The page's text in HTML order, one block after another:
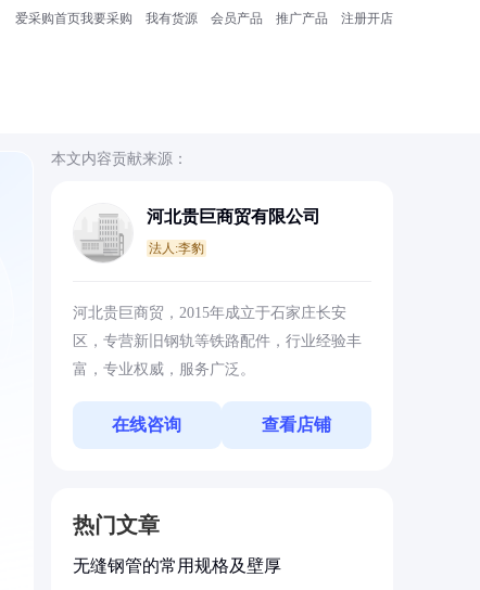
爱采购首页我要采购 我有货源 会员产品 推广产品 注册开店
本文内容贡献来源：
河北贵巨商贸有限公司
法人:李豹
河北贵巨商贸，2015年成立于石家庄长安
区，专营新旧钢轨等铁路配件，行业经验丰
富，专业权威，服务广泛。
在线咨询 查看店铺
热门文章
无缝钢管的常用规格及壁厚